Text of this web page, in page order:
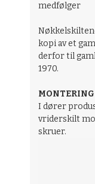
medfølger
kopi av et
derfor til
1970.
I dører
vriderskilt
skruer.